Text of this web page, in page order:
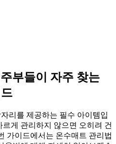
부들이 자주 찾는
리를 제공하는 필수 아이템입
게 관리하지 않으면 오히려 건
가이드에서는 온수매트 관리법